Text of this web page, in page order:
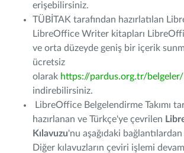
erişebilirsiniz.
TÜBİTAK tarafından hazırlatılan
LibreOffice Writer kitapları
ve orta düzeyde geniş bir içerik
ücretsiz
olarak https://pardus.org.tr/belgeler/
indirebilirsiniz.
LibreOffice Belgelendirme Takımı
hazırlanan ve Türkçe'ye çevrilen
Kılavuzu'nu aşağıdaki
Diğer kılavuzların çeviri işlemi